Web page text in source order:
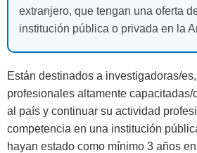
extranjero, que tengan una oferta
institución pública o privada en la
Están destinados a investigadoras/
profesionales altamente
al país y continuar su actividad
competencia en una institución
hayan estado como mínimo 3 años